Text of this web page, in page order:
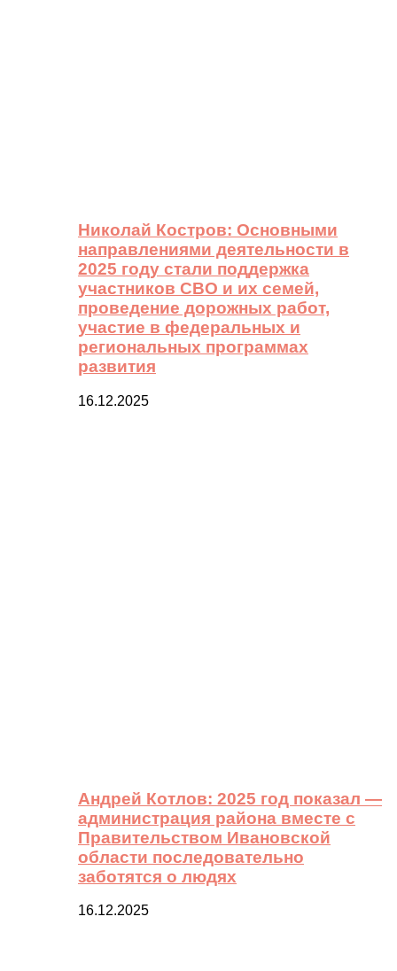
Николай Костров: Основными
направлениями деятельности в
2025 году стали поддержка
участников СВО и их семей,
проведение дорожных работ,
участие в федеральных и
региональных программах
развития
16.12.2025
Андрей Котлов: 2025 год показал —
администрация района вместе с
Правительством Ивановской
области последовательно
заботятся о людях
16.12.2025